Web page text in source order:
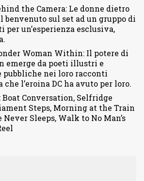
the Camera: Le donne dietro
benvenuto sul set ad un gruppo di
un’esperienza esclusiva,
Woman Within: Il potere di
emerge da poeti illustri e
nei loro racconti
che l’eroina DC ha avuto per loro.
Boat Conversation, Selfridge
Steps, Morning at the Train
Sleeps, Walk to No Man’s